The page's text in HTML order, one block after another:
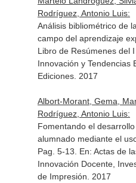
Rodríguez, Antonio Luis:
Análisis bibliométrico de
campo del aprendizaje
Libro de Resúmenes del
Innovación y Tendencias
Ediciones. 2017
Albort-Morant, Gema,
Rodríguez, Antonio Luis:
Fomentando el
alumnado mediante el
Pag. 5-13. En: Actas de
Innovación Docente,
de Impresión. 2017